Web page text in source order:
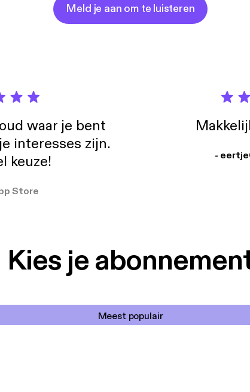
Meld je aan om te luisteren
waar je bent
interesses zijn.
keuze!
Store
-
Kies je
Meest populair